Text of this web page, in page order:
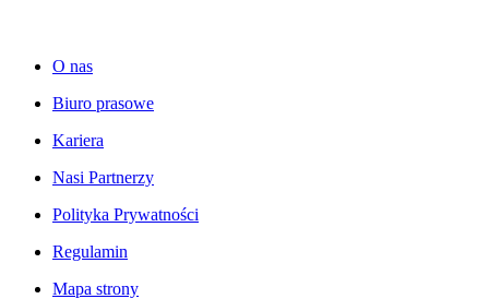
O nas
Biuro prasowe
Kariera
Nasi Partnerzy
Polityka Prywatności
Regulamin
Mapa strony